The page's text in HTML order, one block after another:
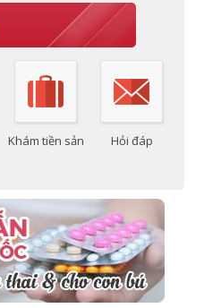
Khám tiền sản Hỏi đáp